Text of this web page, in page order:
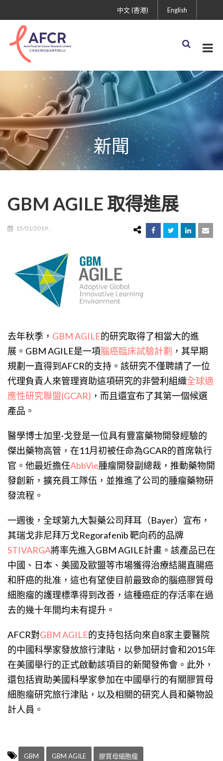
English
中文 (香港)
新聞
GBM AGILE 取得進展
15/01/2019
去年秋季， GBM AGILE的研究取得了相當大的進
展。GBM AGILE是一項腦癌臨床試驗計劃 ，其早期
規劃一直得到AFCR的支持。該研究不僅聘請了一位
代理負責人來管理資助這項研究的非營利組織全球適
應性研究聯盟(GCAR) ，而且還宣布了其第一個候選
產品。
醫學博士加里·戈登是一位具有豐富藥物開發經驗的
傑出藥物高管，在11月初被任命為GCAR的首席執行
官。他最近擔任AbbVie腫瘤開發副總裁，推動藥物開
發創新，擴充員工隊伍，並推進了公司的腫瘤藥物研
發流程。
一週後，全球第九大製藥公司拜耳（Bayer）宣布，
其瑞戈非尼拜万戈Regorafenib 靶向药的品牌
STIVARGA將率先進入GBM AGILE計畫。該產品已在
中國、日本、美國及歐盟等市場獲得治療結腸直腸癌
和肝癌的批准，這也有望使目前最致命的腦癌膠質母
細胞瘤的護理標準得到改善，這種癌症的存活率在過
去的幾十年間均未有提升。
AFCR對GBM AGILE的支持包括向來自8家主要醫院
的中國科學家發放旅行津貼，以參加研討會和2015年
在美國舉行的正式啟動該項目的新聞發佈會。此外，
還包括資助美國科學家參加在中國舉行的有關膠質母
細胞瘤研究旅行津貼，以及相關的研究人員和藥物設
計人員。
GBM GBM AGILE 膠質母細胞瘤